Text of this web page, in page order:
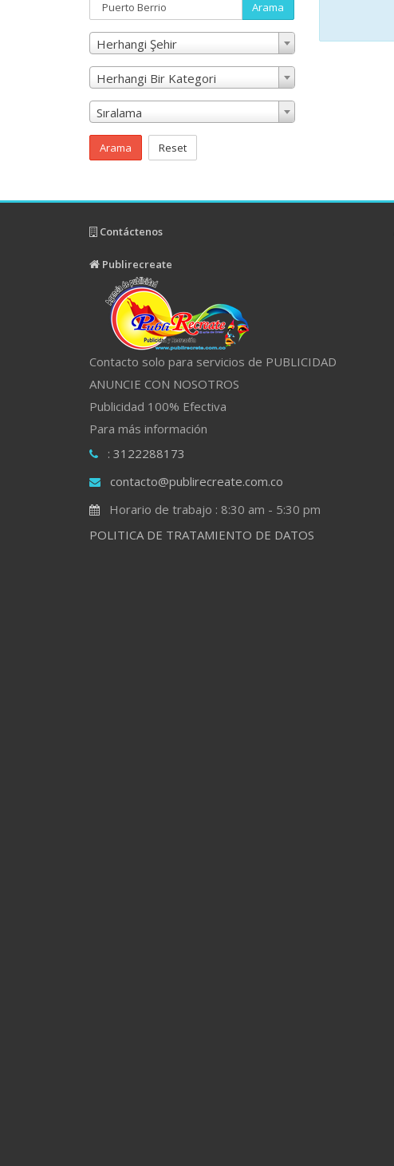
Arama
Herhangi Şehir
Herhangi Bir Kategori
Sıralama
Arama Reset
Contáctenos
Publirecreate
Contacto solo para servicios de PUBLICIDAD
ANUNCIE CON NOSOTROS
Publicidad 100% Efectiva
Para más información
: 3122288173
contacto@publirecreate.com.co
Horario de trabajo : 8:30 am - 5:30 pm
POLITICA DE TRATAMIENTO DE DATOS